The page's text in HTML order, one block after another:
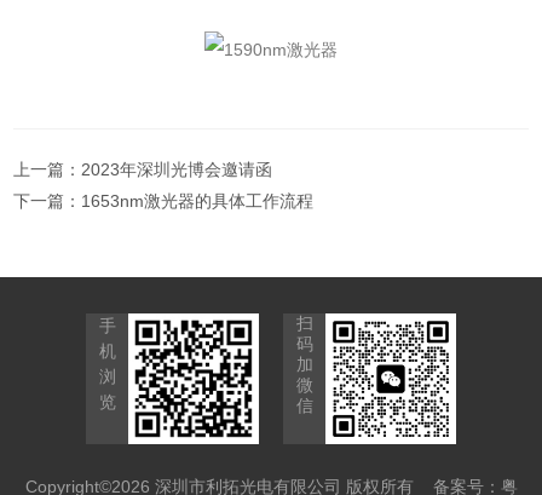
上一篇： 2023年深圳光博会邀请函
下一篇： 1653nm激光器的具体工作流程
手
机
浏
览
扫
码
加
微
信
Copyright©2026 深圳市利拓光电有限公司 版权所有 备案号：粤